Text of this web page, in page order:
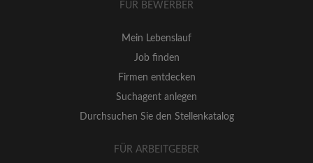
FÜR BEWERBER
Mein Lebenslauf
Job finden
Firmen entdecken
Suchagent anlegen
Durchsuchen Sie den Stellenkatalog
FÜR ARBEITGEBER